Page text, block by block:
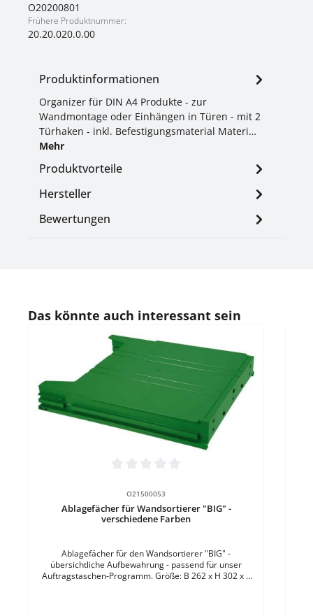
O20200801
Frühere Produktnummer:
20.20.020.0.00
Produktinformationen
Organizer für DIN A4 Produkte - zur
Wandmontage oder Einhängen in Türen - mit 2
Türhaken - inkl. Befestigungsmaterial Materi…
Mehr
Produktvorteile
Hersteller
Bewertungen
Produktgalerie überspringen
Das könnte auch interessant sein
O21500053
Ablagefächer für Wandsortierer "BIG" -
verschiedene Farben
Ablagefächer für den Wandsortierer "BIG" -
übersichtliche Aufbewahrung - passend für unser
Auftragstaschen-Programm. Größe: B 262 x H 302 x T